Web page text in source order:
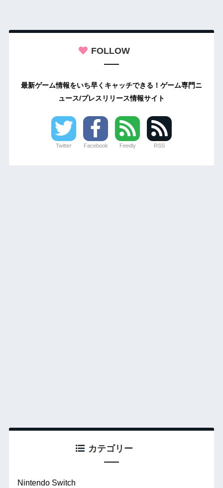
FOLLOW
最新ゲーム情報をいち早くキャッチできる！ゲーム専門ニ
ュース/プレスリリース情報サイト
Twitter Facebook Feedly RSS
カテゴリー
Nintendo Switch